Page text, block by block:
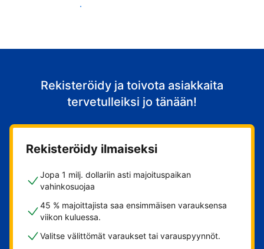
Ala vastaanottaa asiakkaita
Rekisteröidy ja toivota asiakkaita
tervetulleiksi jo tänään!
Rekisteröidy ilmaiseksi
Jopa 1 milj. dollariin asti majoituspaikan
vahinkosuojaa
45 % majoittajista saa ensimmäisen varauksensa
viikon kuluessa.
Valitse välittömät varaukset tai varauspyynnöt.